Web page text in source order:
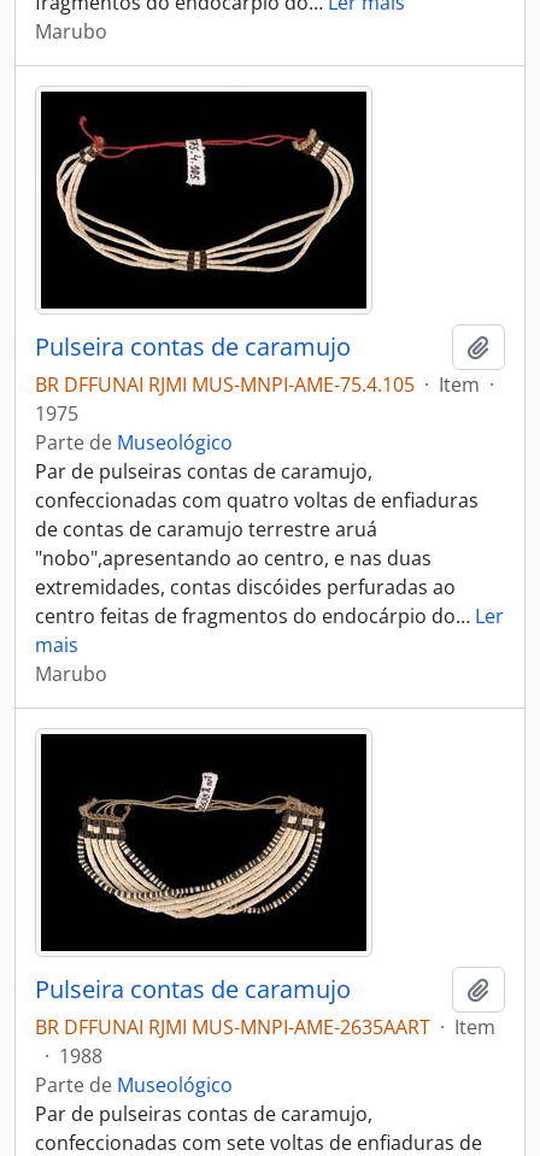
Marubo
Pulseira contas de caramujo
BR DFFUNAI RJMI MUS-MNPI-AME-75.4.105 · Item ·
1975
Parte de Museológico
Par de pulseiras contas de caramujo,
confeccionadas com quatro voltas de enfiaduras
de contas de caramujo terrestre aruá
"nobo",apresentando ao centro, e nas duas
extremidades, contas discóides perfuradas ao
centro feitas de fragmentos do endocárpio do… Ler
mais
Marubo
Pulseira contas de caramujo
BR DFFUNAI RJMI MUS-MNPI-AME-2635AART · Item
· 1988
Parte de Museológico
Par de pulseiras contas de caramujo,
confeccionadas com sete voltas de enfiaduras de